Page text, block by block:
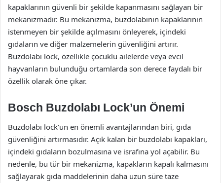
kapaklarının güvenli bir şekilde kapanmasını sağlayan bir
mekanizmadır. Bu mekanizma, buzdolabının kapaklarının
istenmeyen bir şekilde açılmasını önleyerek, içindeki
gıdaların ve diğer malzemelerin güvenliğini artırır.
Buzdolabı lock, özellikle çocuklu ailelerde veya evcil
hayvanların bulunduğu ortamlarda son derece faydalı bir
özellik olarak öne çıkar.
Bosch Buzdolabı Lock’un Önemi
Buzdolabı lock’un en önemli avantajlarından biri, gıda
güvenliğini artırmasıdır. Açık kalan bir buzdolabı kapakları,
içindeki gıdaların bozulmasına ve israfına yol açabilir. Bu
nedenle, bu tür bir mekanizma, kapakların kapalı kalmasını
sağlayarak gıda maddelerinin daha uzun süre taze